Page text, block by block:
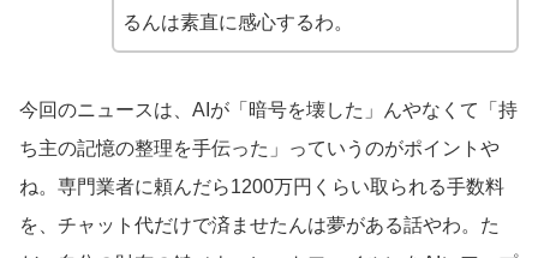
るんは素直に感心するわ。
今回のニュースは、AIが「暗号を壊した」んやなくて「持
ち主の記憶の整理を手伝った」っていうのがポイントや
ね。専門業者に頼んだら1200万円くらい取られる手数料
を、チャット代だけで済ませたんは夢がある話やわ。た